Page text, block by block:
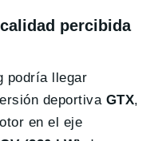
percibida
podría llegar
deportiva GTX,
en el eje